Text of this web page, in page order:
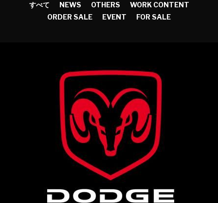
すべて NEWS OTHERS
WORK CONTENT
ORDER SALE
EVENT FOR SALE